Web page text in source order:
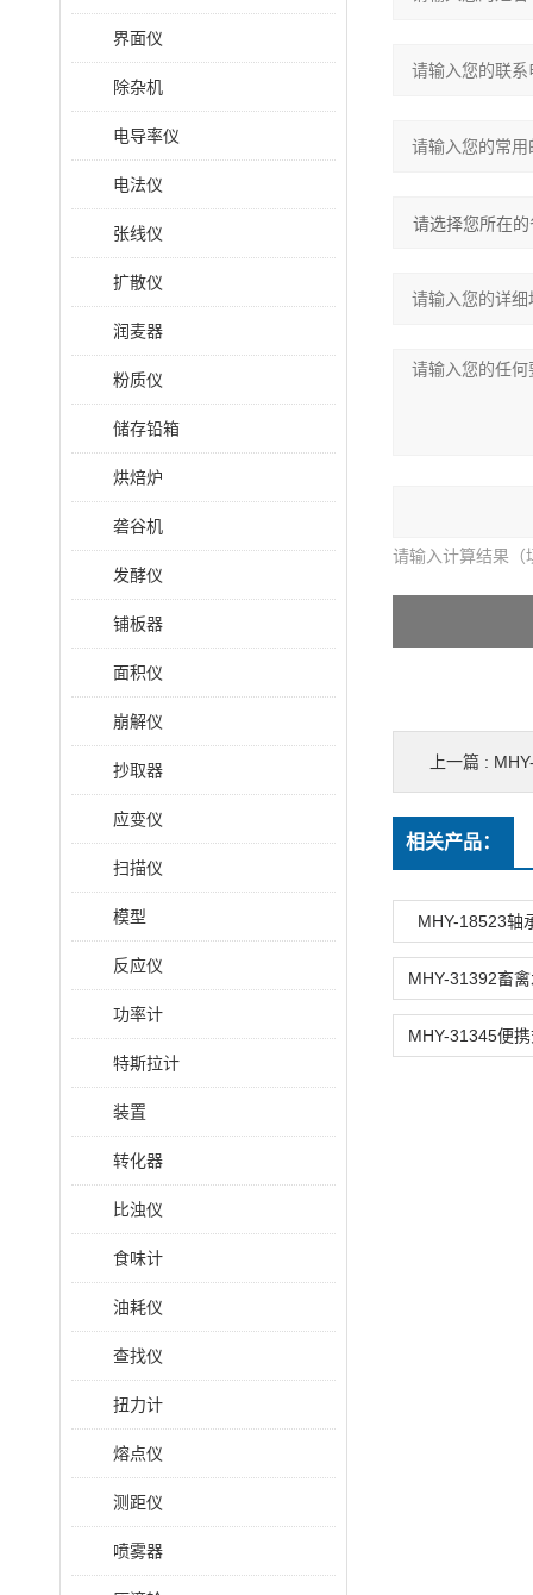
界面仪
除杂机
电导率仪
电法仪
张线仪
扩散仪
润麦器
粉质仪
储存铅箱
烘焙炉
砻谷机
发酵仪
铺板器
面积仪
崩解仪
抄取器
应变仪
扫描仪
模型
反应仪
功率计
特斯拉计
装置
转化器
比浊仪
食味计
油耗仪
查找仪
扭力计
熔点仪
测距仪
喷雾器
请输入计算结果（
上一篇 :
相关产品：
MHY-18523轴